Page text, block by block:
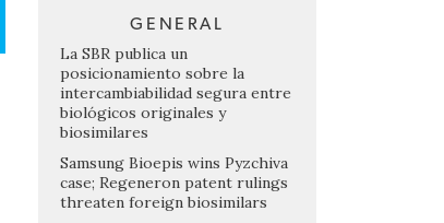
GENERAL
La SBR publica un
posicionamiento sobre la
intercambiabilidad segura entre
biológicos originales y
biosimilares
Samsung Bioepis wins Pyzchiva
case; Regeneron patent rulings
threaten foreign biosimilars